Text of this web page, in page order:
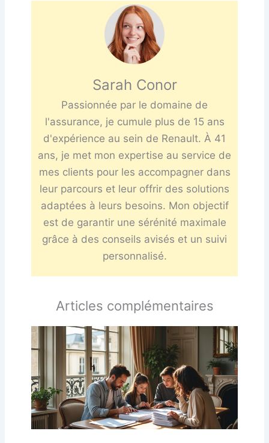
Sarah Conor
Passionnée par le domaine de
l'assurance, je cumule plus de 15 ans
d'expérience au sein de Renault. À 41
ans, je met mon expertise au service de
mes clients pour les accompagner dans
leur parcours et leur offrir des solutions
adaptées à leurs besoins. Mon objectif
est de garantir une sérénité maximale
grâce à des conseils avisés et un suivi
personnalisé.
Articles complémentaires